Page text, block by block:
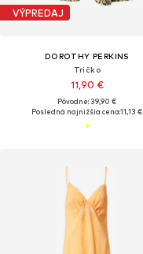
VÝPREDAJ
DOROTHY PERKINS
Tričko
11,90 €
Pôvodne: 39,90 €
Posledná najnižšia cena:11,13 €